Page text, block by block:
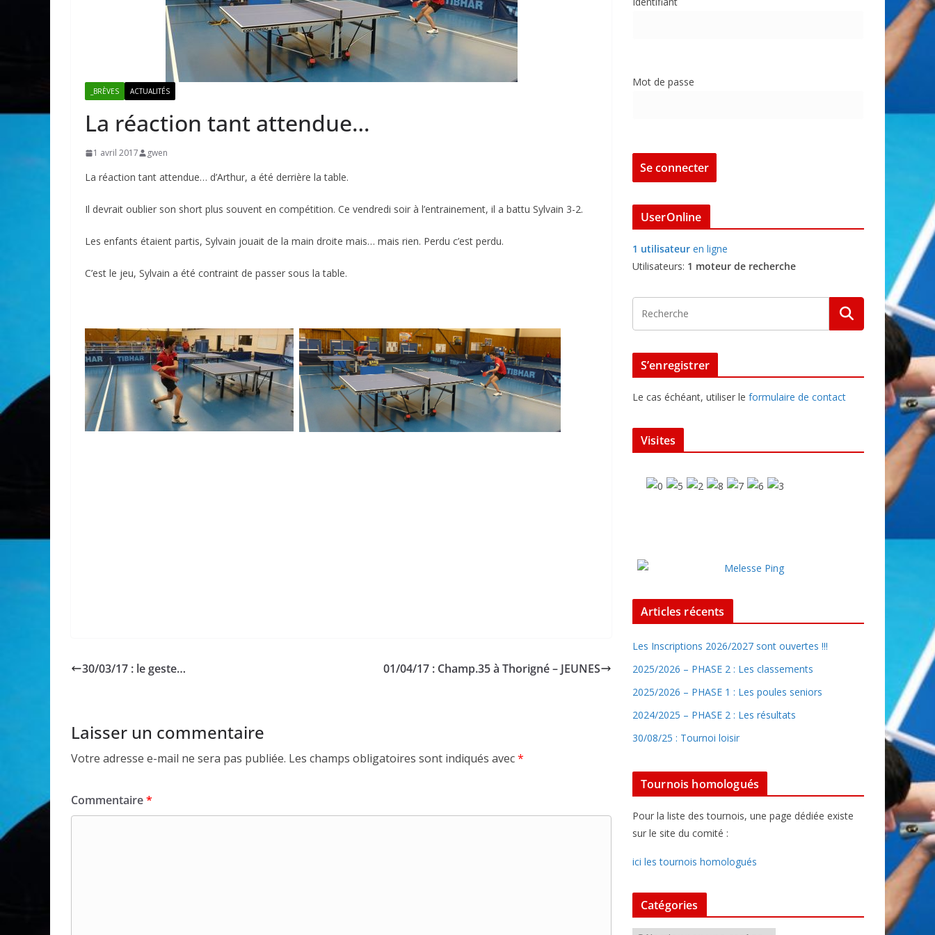
_BRÈVES ACTUALITÉS
La réaction tant attendue…
1 avril 2017 gwen
La réaction tant attendue… d’Arthur, a été derrière la table.
Il devrait oublier son short plus souvent en compétition. Ce vendredi soir à l’entrainement, il a battu Sylvain 3-2.
Les enfants étaient partis, Sylvain jouait de la main droite mais… mais rien. Perdu c’est perdu.
C’est le jeu, Sylvain a été contraint de passer sous la table.
30/03/17 : le geste… 01/04/17 : Champ.35 à Thorigné – JEUNES
Laisser un commentaire
Votre adresse e-mail ne sera pas publiée. Les champs obligatoires sont indiqués avec*
Commentaire*
Mot de passe
UserOnline
1 utilisateur en ligne
Utilisateurs: 1 moteur de recherche
S’enregistrer
Le cas échéant, utiliser le formulaire de contact
Visites
Articles récents
Les Inscriptions 2026/2027 sont ouvertes !!!
2025/2026 – PHASE 2 : Les classements
2025/2026 – PHASE 1 : Les poules seniors
2024/2025 – PHASE 2 : Les résultats
30/08/25 : Tournoi loisir
Tournois homologués
Pour la liste des tournois, une page dédiée existe
sur le site du comité :
ici les tournois homologués
Catégories